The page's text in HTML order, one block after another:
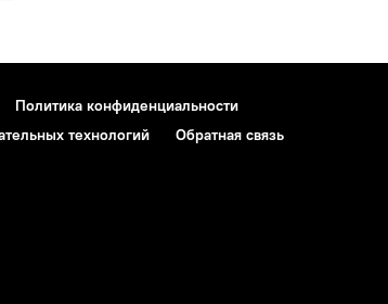
Политика конфиденциальности
технологий Обратная связь